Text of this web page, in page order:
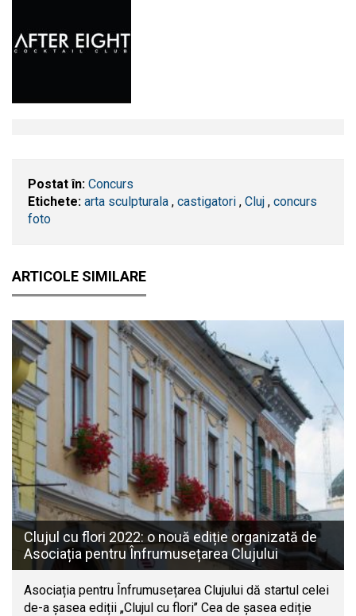
Postat în: Concurs
Etichete: arta sculpturala , castigatori , ​Cluj , concurs
foto
ARTICOLE SIMILARE
Clujul cu flori 2022: o nouă ediție organizată de
Asociația pentru Înfrumusețarea Clujului
Asociația pentru Înfrumusețarea Clujului dă startul celei
de-a șasea ediții „Clujul cu flori’’ Cea de șasea ediție